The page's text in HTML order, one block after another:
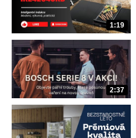
1:19
2:37